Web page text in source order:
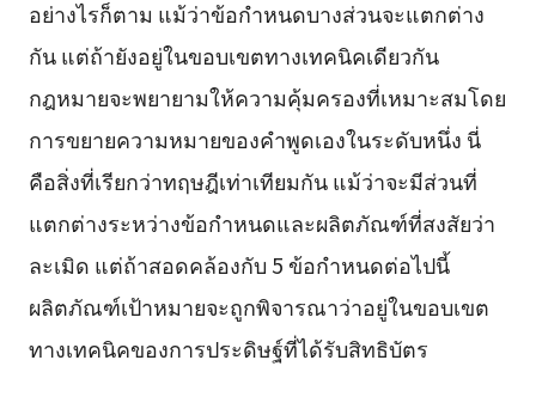
อย่างไรก็ตาม แม้ว่าข้อกำหนดบางส่วนจะแตกต่าง
กัน แต่ถ้ายังอยู่ในขอบเขตทางเทคนิคเดียวกัน
กฎหมายจะพยายามให้ความคุ้มครองที่เหมาะสมโดย
การขยายความหมายของคำพูดเองในระดับหนึ่ง นี่
คือสิ่งที่เรียกว่าทฤษฎีเท่าเทียมกัน แม้ว่าจะมีส่วนที่
แตกต่างระหว่างข้อกำหนดและผลิตภัณฑ์ที่สงสัยว่า
ละเมิด แต่ถ้าสอดคล้องกับ 5 ข้อกำหนดต่อไปนี้
ผลิตภัณฑ์เป้าหมายจะถูกพิจารณาว่าอยู่ในขอบเขต
ทางเทคนิคของการประดิษฐ์ที่ได้รับสิทธิบัตร